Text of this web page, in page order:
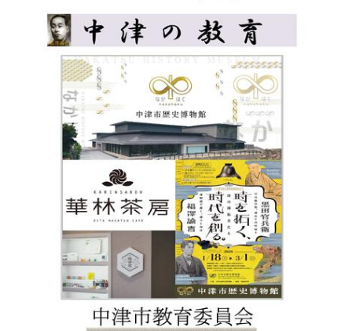
英語（English） 中国語（簡体字）
中国語（繁体字） 韓国語（한국어）
組織案内
住宅・インフラ
環境・衛生 生涯学習・スポーツ・人権
外国人の方向け情報
農林水産業 税金
施設情報 子どもを預ける
手当・助成 健康・医療
相談・支援・情報 計画・施策
観光・移住
スポットを探す
遊ぶ・体験する グルメ・食べる
買う・おみやげ 四季のイベント・祭り
移住・定住
中津市について 市役所の紹介
地方創生・地域活性化 広報・広聴